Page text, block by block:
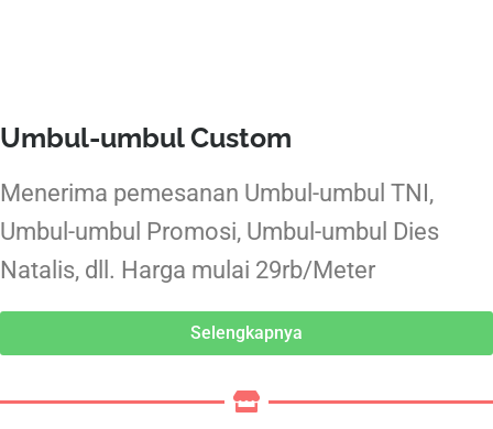
Umbul-umbul Custom
Menerima pemesanan Umbul-umbul TNI,
Umbul-umbul Promosi, Umbul-umbul Dies
Natalis, dll. Harga mulai 29rb/Meter
Selengkapnya